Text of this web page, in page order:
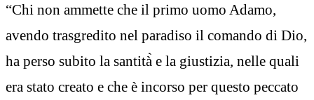
“Chi non ammette che il primo uomo Adamo,
avendo trasgredito nel paradiso il comando di Dio,
ha perso subito la santità̀ e la giustizia, nelle quali
era stato creato e che è incorso per questo peccato